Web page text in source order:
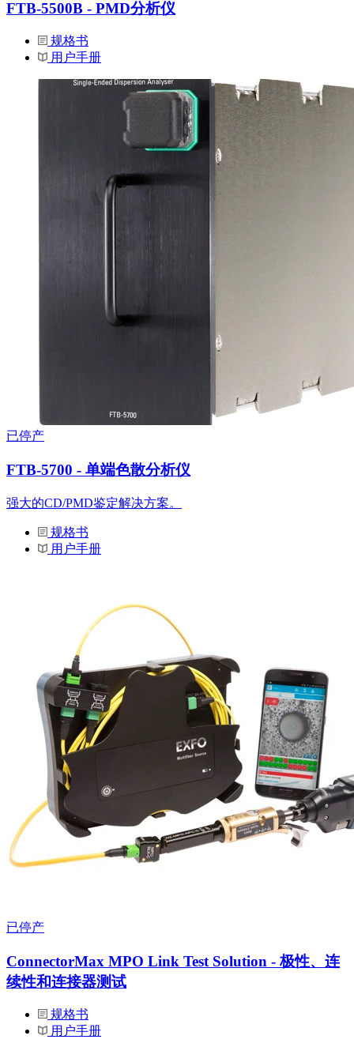
FTB-5500B - PMD分析仪
规格书
用户手册
已停产
FTB-5700 - 单端色散分析仪
强大的CD/PMD鉴定解决方案。
规格书
用户手册
已停产
ConnectorMax MPO Link Test Solution - 极性、连
续性和连接器测试
规格书
用户手册